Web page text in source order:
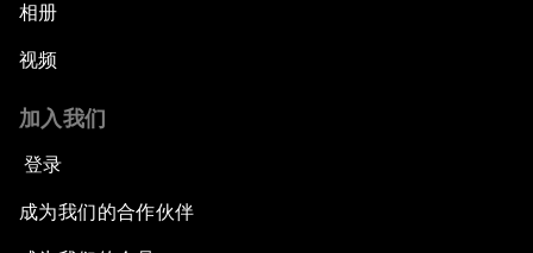
相册
视频
加入我们
登录
成为我们的合作伙伴